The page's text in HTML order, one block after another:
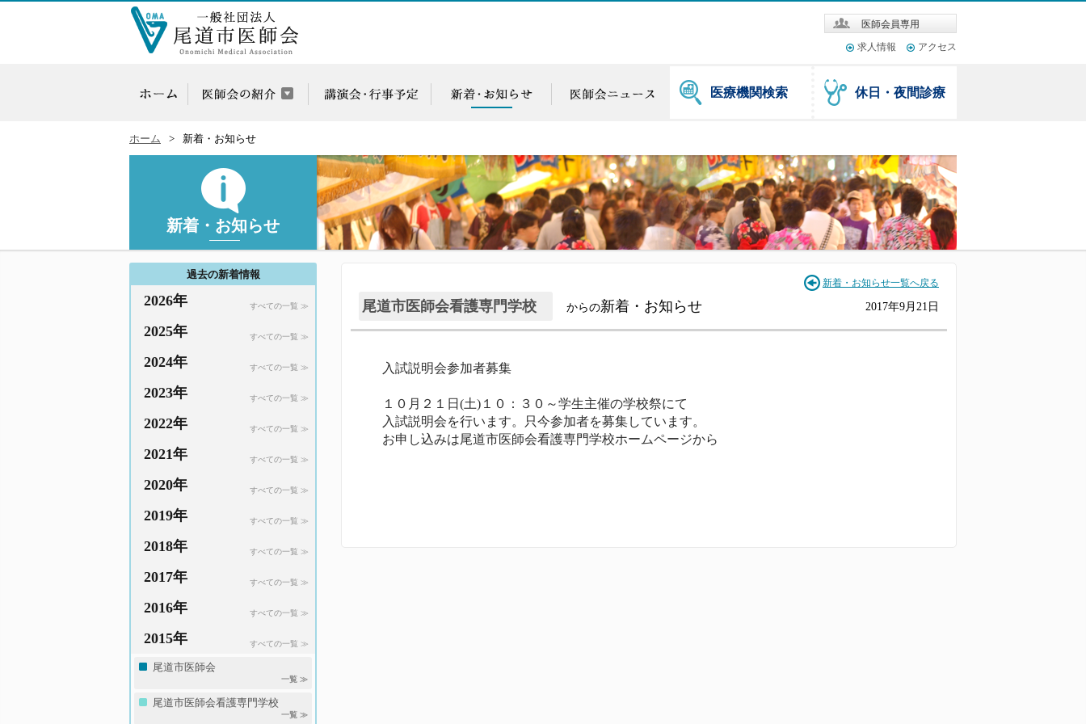
医師会員専用
アクセス
求人情報
医療機関検索 休日・夜間診療
ホーム 新着・お知らせ
新着・お知らせ
新着・お知らせ一覧へ戻る
尾道市医師会看護専門学校 からの新着・お知らせ 2017年9月21日
入試説明会参加者募集
１０月２１日(土)１０：３０～学生主催の学校祭にて
入試説明会を行います。只今参加者を募集しています。
お申し込みは尾道市医師会看護専門学校ホームページから
過去の新着情報
2026年 すべての一覧 ≫
2025年 すべての一覧 ≫
2024年 すべての一覧 ≫
2023年 すべての一覧 ≫
2022年 すべての一覧 ≫
2021年 すべての一覧 ≫
2020年 すべての一覧 ≫
2019年 すべての一覧 ≫
2018年 すべての一覧 ≫
2017年 すべての一覧 ≫
2016年 すべての一覧 ≫
2015年 すべての一覧 ≫
尾道市医師会
一覧 ≫
尾道市医師会看護専門学校
一覧 ≫